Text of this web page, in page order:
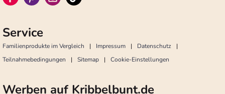
Service
Familienprodukte im Vergleich Impressum
Datenschutz
Teilnahmebedingungen
Sitemap Cookie-Einstellungen
Werben auf Kribbelbunt.de